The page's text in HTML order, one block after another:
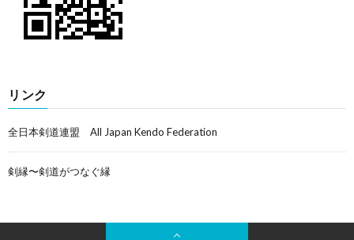
リンク
全日本剣道連盟 All Japan Kendo Federation
剣縁〜剣道がつなぐ縁